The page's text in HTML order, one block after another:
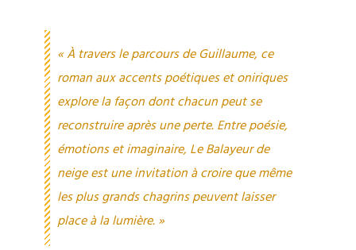
« À travers le parcours de Guillaume, ce
roman aux accents poétiques et oniriques
explore la façon dont chacun peut se
reconstruire après une perte. Entre poésie,
émotions et imaginaire, Le Balayeur de
neige est une invitation à croire que même
les plus grands chagrins peuvent laisser
place à la lumière. »